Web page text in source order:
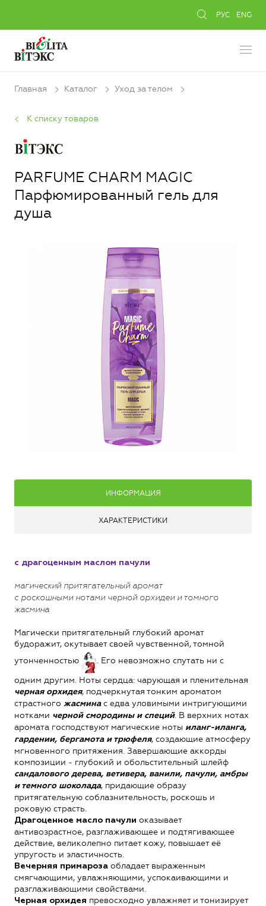
РУС ENG
Главная Каталог Уход за телом
К списку товаров
PARFUME CHARM MAGIC
Парфюмированный гель для
душа
ИНФОРМАЦИЯ
ХАРАКТЕРИСТИКИ
с драгоценным маслом пачули
магический притягательный аромат
с роскошными нотами черной орхидеи и томного
жасмина
Магически притягательный глубокий аромат
будоражит, окутывает своей чувственной, томной
утонченностью
. Его невозможно спутать ни с
одним другим. Ноты сердца: чарующая и пленительная
черная орхидея, подчеркнутая тонким ароматом
страстного жасминас едва уловимыми интригующими
нотками черной смородины и специй. В верхних нотах
аромата господствуют магические ноты иланг-иланга,
гардении, бергамота и трюфеля, создающие атмосферу
мгновенного притяжения. Завершающие аккорды
композиции - глубокий и обольстительный шлейф
сандалового дерева, ветивера, ванили, пачули, амбры
и темного шоколада, придающие образу
притягательную соблазнительность, роскошь и
роковую страсть.
Драгоценное масло пачули оказывает
антивозрастное, разглаживающее и подтягивающее
действие, великолепно питает кожу, повышает её
упругость и эластичность.
Вечерняя примароза обладает выраженным
смягчающими, увлажняющими, успокаивающими и
разглаживающими свойствами.
Черная орхидея превосходно увлажняет и тонизирует